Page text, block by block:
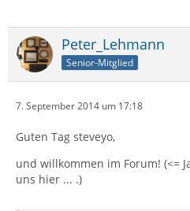
Peter_Lehmann
Senior-Mitglied
7. September 2014 um 17:18
Guten Tag steveyo,
und willkommen im Forum! (<=
uns hier ... .)